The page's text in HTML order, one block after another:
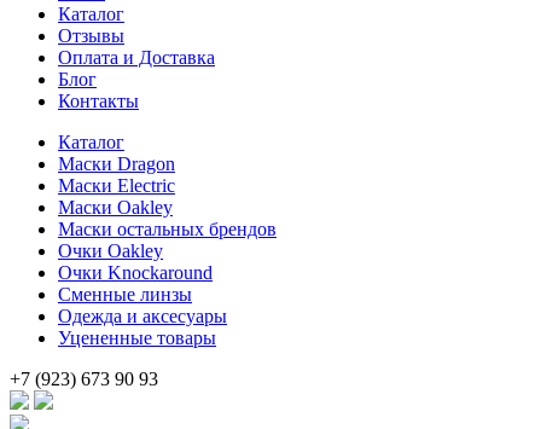
990 .
Каталог
Отзывы
Оплата и Доставка
Блог
Контакты
Каталог
Маски Dragon
Маски Electric
Маски Oakley
Маски остальных брендов
Очки Oakley
Очки Knockaround
Сменные линзы
Одежда и аксесуары
Уцененные товары
+7 (923) 673 90 93